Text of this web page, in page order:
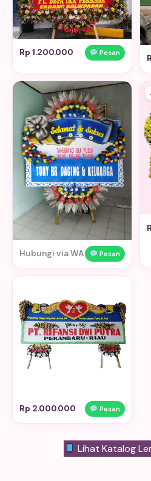
Rp 1.200.000 Pesan
Hubungi via WA Pesan
Rp 2.000.000 Pesan
Lihat Katalog